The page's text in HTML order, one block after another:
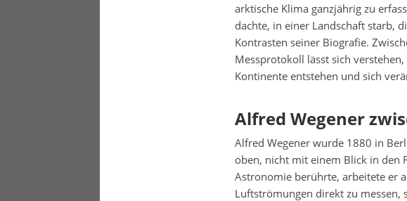
arktische Klima ganzjährig zu
dachte, in einer Landschaft starb,
Kontrasten seiner Biografie.
Messprotokoll lässt sich
Kontinente entstehen und sich
Alfred Wegener
Alfred Wegener wurde 1880 in
oben, nicht mit einem Blick in den
Astronomie berührte, arbeitete er
Luftströmungen direkt zu messen,